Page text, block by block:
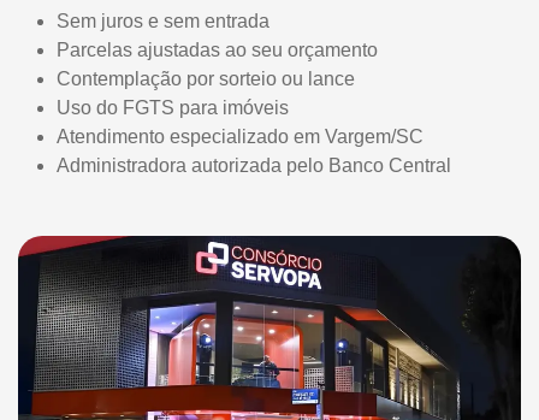
Sem juros e sem entrada
Parcelas ajustadas ao seu orçamento
Contemplação por sorteio ou lance
Uso do FGTS para imóveis
Atendimento especializado em Vargem/SC
Administradora autorizada pelo Banco Central